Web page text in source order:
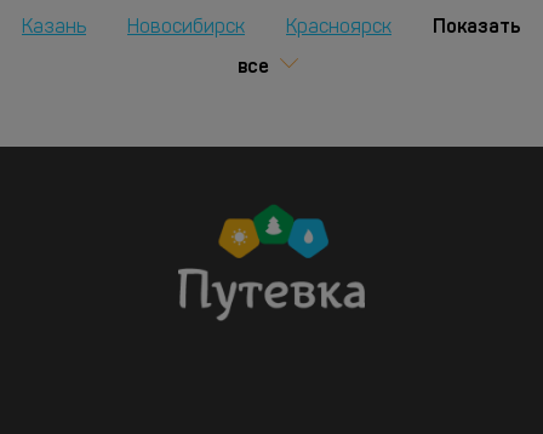
Казань Новосибирск Красноярск
Показать
все